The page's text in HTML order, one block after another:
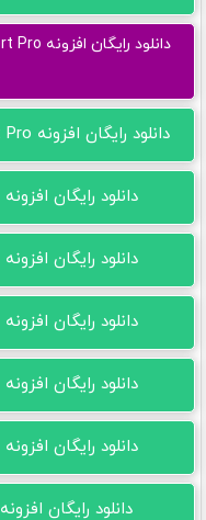
دانلود رایگان افزونه WP All Import Pro نسخه 4.8.6 - بتا 2.2
دانلود رایگان افزونه WP All Import Pro نسخه 4.8.6
دانلود رایگان افزونه WP All Import Pro نسخه 4.8.5
دانلود رایگان افزونه WP All Import Pro نسخه 4.8.4
دانلود رایگان افزونه WP All Import Pro نسخه 4.8.3
دانلود رایگان افزونه WP All Import Pro نسخه 4.8.2
دانلود رایگان افزونه WP All Import Pro نسخه 4.8